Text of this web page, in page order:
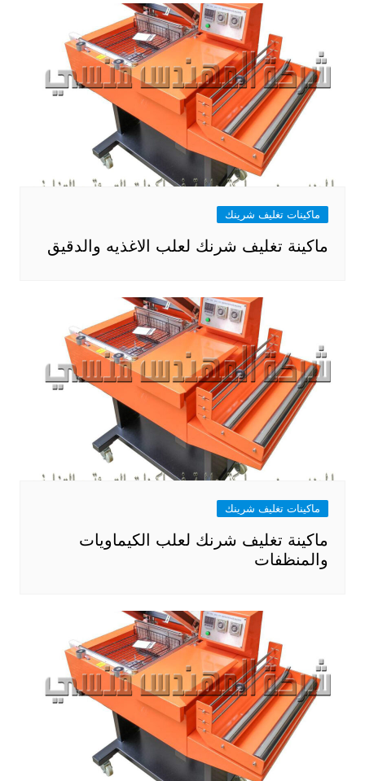
ماكينات تغليف شرينك
ماكينة تغليف شرنك لعلب الاغذيه والدقيق
ماكينات تغليف شرينك
ماكينة تغليف شرنك لعلب الكيماويات
والمنظفات